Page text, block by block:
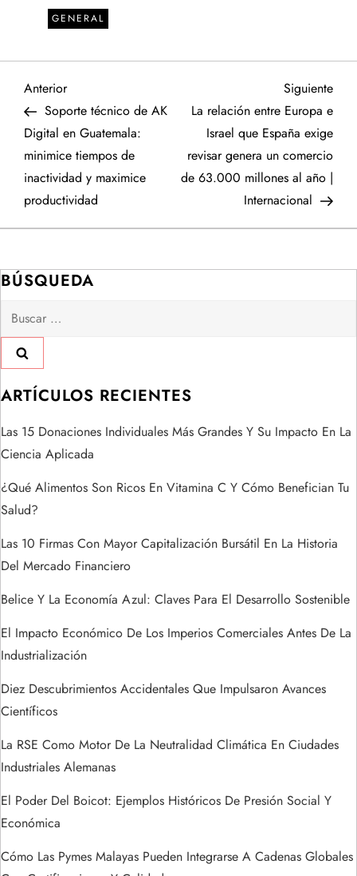
GENERAL
N
a
v
e
a
c
i
ó
n
d
e
e
n
t
r
a
d
a
s
Entrada
anterior
Anterior
Soporte técnico de AK
Digital en Guatemala:
minimice tiempos de
inactividad y maximice
productividad
Siguiente
La relación entre Europa e
Israel que España exige
revisar genera un comercio
de 63.000 millones al año |
Internacional
BÚSQUEDA
Buscar:
ARTÍCULOS RECIENTES
Las 15 Donaciones Individuales Más Grandes Y Su Impacto En La
Ciencia Aplicada
¿Qué Alimentos Son Ricos En Vitamina C Y Cómo Benefician Tu
Salud?
Las 10 Firmas Con Mayor Capitalización Bursátil En La Historia
Del Mercado Financiero
Belice Y La Economía Azul: Claves Para El Desarrollo Sostenible
El Impacto Económico De Los Imperios Comerciales Antes De La
Industrialización
Diez Descubrimientos Accidentales Que Impulsaron Avances
Científicos
La RSE Como Motor De La Neutralidad Climática En Ciudades
Industriales Alemanas
El Poder Del Boicot: Ejemplos Históricos De Presión Social Y
Económica
Cómo Las Pymes Malayas Pueden Integrarse A Cadenas Globales